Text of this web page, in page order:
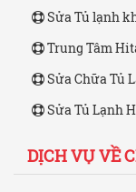
Sửa Tủ lạnh
Trung Tâm
Sửa Chữa Tủ
Sửa Tủ Lạnh
DỊCH VỤ VỀ